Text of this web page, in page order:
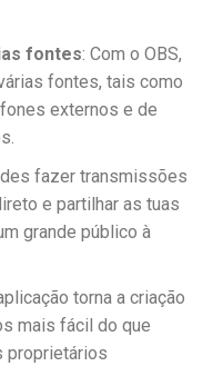
fontes: Com o OBS,
fontes, tais como
externos e de
fazer transmissões
e partilhar as tuas
grande público à
torna a criação
mais fácil do que
proprietários